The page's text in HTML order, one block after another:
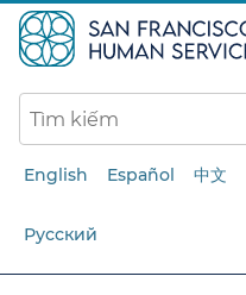
English Español 中文
Русский